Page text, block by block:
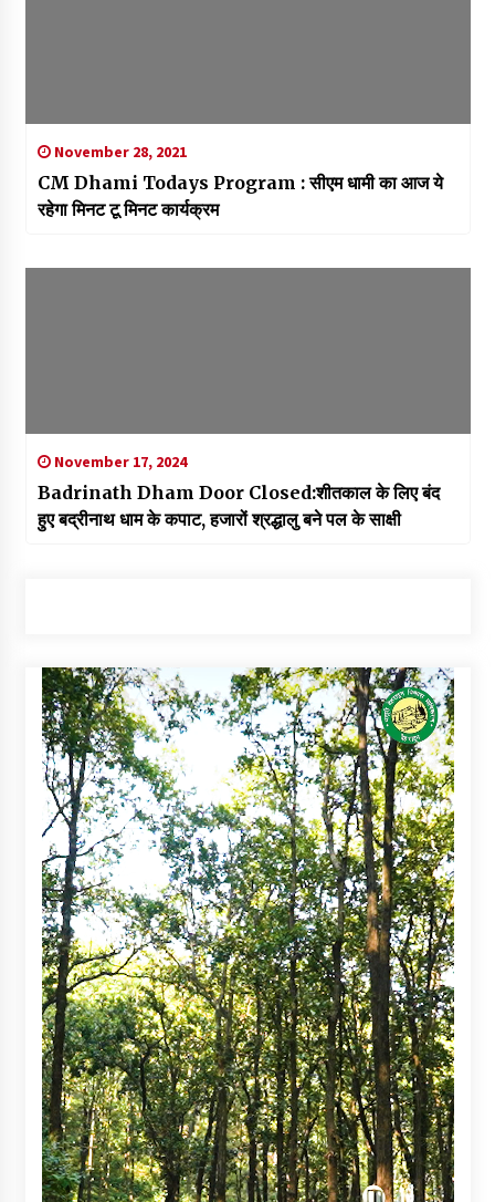
November 28, 2021
CM Dhami Todays Program : सीएम धामी का आज ये
रहेगा मिनट टू मिनट कार्यक्रम
November 17, 2024
Badrinath Dham Door Closed:शीतकाल के लिए बंद
हुए बद्रीनाथ धाम के कपाट, हजारों श्रद्धालु बने पल के साक्षी